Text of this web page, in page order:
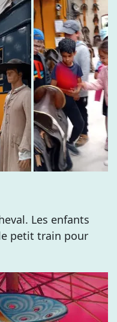
Les enfants
petit train pour